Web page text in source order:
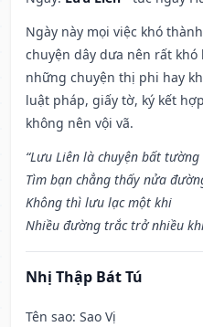
Ngày này mọi việc khó
chuyện dây dưa nên rất
những chuyện thị phi hay
luật pháp, giấy tờ, ký kết
không nên vội vã.
“Lưu Liên là chuyện bất tường
Tìm bạn chẳng thấy nửa
Không thì lưu lạc một khi
Nhiều đường trắc trở nhiều
Nhị Thập Bát Tú
Tên sao: Sao Vị